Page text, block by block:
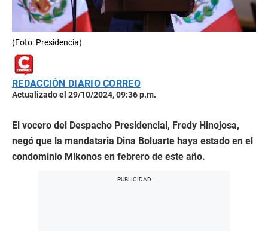
(Foto: Presidencia)
REDACCIÓN DIARIO CORREO
Actualizado el 29/10/2024, 09:36 p.m.
El vocero del Despacho Presidencial, Fredy Hinojosa,
negó que la mandataria Dina Boluarte haya estado en el
condominio Mikonos en febrero de este año.